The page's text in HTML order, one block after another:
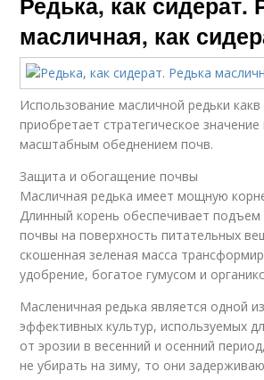
масличная, как
Использование масличной редьки
приобретает стратегическое значение
масштабным обеднением почв.
Защита и обогащение почвы
Масличная редька имеет мощную
Длинный корень обеспечивает подъем
почвы на поверхность питательных
скошенная зеленая масса
удобрение, богатое гумусом и
Масленичная редька является одной
эффективных культур, используемых
от эрозии в весенний и осенний
не убирать на зиму, то они